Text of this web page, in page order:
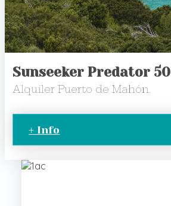
Sunseeker Predator 50
Alquiler Puerto de Mahón.
+ Info